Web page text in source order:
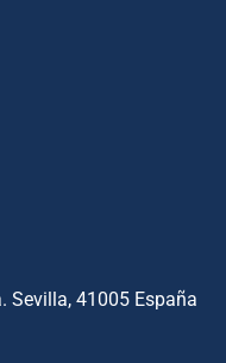
Sevilla, 41005 España